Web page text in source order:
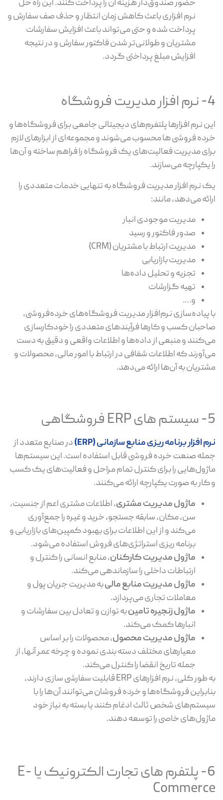
حضور صندوق‌دار هزینه آن را پرداخت کنند. این راه حل
نرم افزاری باعث کاهش زمان انتظار و حذف صف سفارش و
پرداخت شده و حتی می‌تواند باعث افزایش سفارشات
مشتریان و طولانی‌تر شدن فاکتور سفارش و در نتیجه
افزایش مبلغ پرداختی گردد.
4- نرم افزار مدیریت فروشگاه
این نرم افزارها پلتفرم‌های دیجیتالی جامعی برای فروشگاه‌ها و
خرده فروشی ها محسوب می‌شوند و مجموعه‌ای از ابزارهای لازم
برای مدیریت فعالیت‌های یک فروشگاه را فراهم ساخته و آن‌ها
را یکپارچه می‌سازند.
یک نرم افزار مدیریت فروشگاه به تنهایی خدمات متعددی را
ارائه می‌دهد، مانند:
مدیریت موجودی انبار
صدور فاکتور و رسید
مدیریت ارتباط با مشتریان (CRM)
مدیریت بازاریابی
تجزیه و تحلیل داده‌ها
تهیه گزارشات
و….
با پیاده‌سازی نرم‌افزار مدیریت فروشگاه‌های خرده‌فروشی،
صاحبان کسب ‌و کارها فرآیندهای متعددی را خودکارسازی
می‌کنند و منبعی از داده‌ها و اطلاعات واقعی و دقیق به دست
می‌آورند که اطلاعات شفافی در ارتباط با امور مالی، محصولات و
مشتریان به آن‌ها ارائه می‌دهد.
5- سیستم های ERP فروشگاهی
نرم افزار برنامه ریزی منابع سازمانی (ERP)
در صنایع متعدد از
جمله صنعت خرده فروشی قابل استفاده است. این سیستم‌ها
ماژول‌هایی را برای کنترل تمام مراحل و فعالیت‌های یک کسب
و کار به صورت یکپارچه ارائه می‌کنند.
ماژول مدیریت مشتری، اطلاعات مشتری اعم از جنسیت،
سن، مکان، سابقه جستجو، خرید و غیره را جمع‌آوری
می‌کند و از این اطلاعات برای بهبود کمپین‌های بازاریابی و
برنامه ریزی استراتژی‌های فروش استفاده می‌شود.
ماژول مدیریت کارکنان، منابع انسانی را کنترل و
ارتباطات داخلی را سازماندهی می‌کند.
ماژول مدیریت منابع مالیبه مدیریت جریان پول و
معاملات تجاری می‌پردازد.
ماژول زنجیره تامینبه توازن و تعادل بین سفارشات و
انبارها کمک می‌کند.
ماژول مدیریت محصول، محصولات را بر اساس
معیارهای مختلف دسته بندی نموده و چرخه عمر آنها، از
جمله تاریخ انقضا را کنترل می‌کند.
به طور کلی، نرم افزارهای ERP قابلیت سفارشی سازی دارند،
بنابراین فروشگاه‌ها و خرده فروشان می‌توانند آن‌ها را با
سیستم‌های شخص ثالث ادغام کنند یا بسته به نیاز خود
ماژول‌های خاصی را توسعه دهند.
6- پلتفرم های تجارت الکترونیک یا E-
Commerce